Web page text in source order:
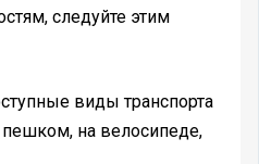
следуйте этим
виды транспорта
на велосипеде,